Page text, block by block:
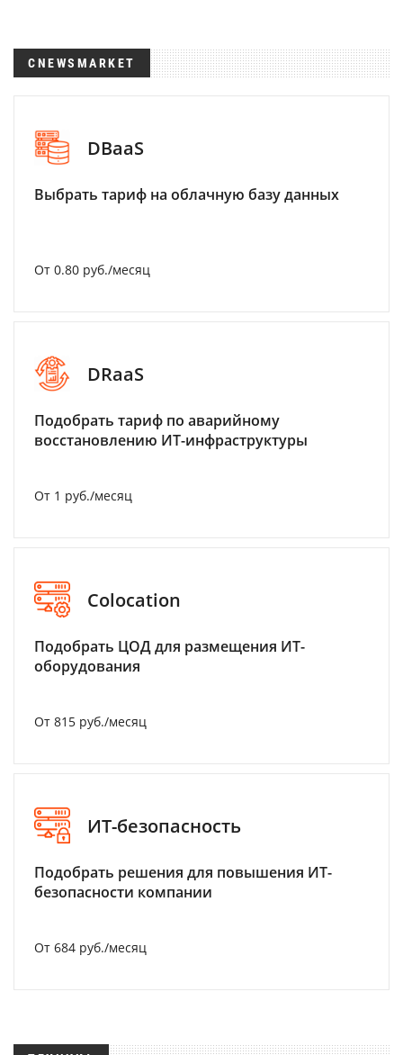
CNEWSMARKET
DBaaS
Выбрать тариф на облачную базу данных
От 0.80 руб./месяц
DRaaS
Подобрать тариф по аварийному
восстановлению ИТ-инфраструктуры
От 1 руб./месяц
Colocation
Подобрать ЦОД для размещения ИТ-
оборудования
От 815 руб./месяц
ИТ-безопасность
Подобрать решения для повышения ИТ-
безопасности компании
От 684 руб./месяц